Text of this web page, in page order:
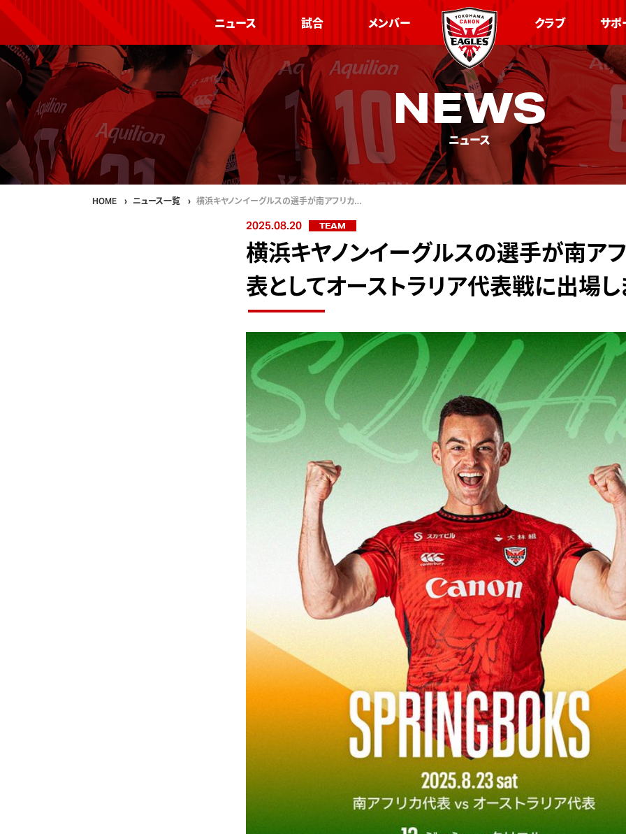
ニュース 試合 メンバー クラブ サポ
NEWS
ニュース
HOME ニュース一覧 横浜キヤノンイーグルスの選手が南アフリカ…
2025.08.20 TEAM
横浜キヤノンイーグルスの選手が南ア
表としてオーストラリア代表戦に出場し